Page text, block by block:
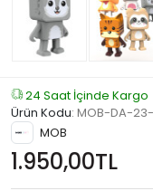
24 Saat İçinde Kargo
Ürün Kodu: MOB-DA-
MOB
1.950,00TL